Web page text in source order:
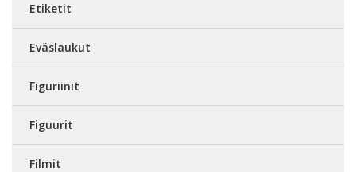
Etiketit
Eväslaukut
Figuriinit
Figuurit
Filmit